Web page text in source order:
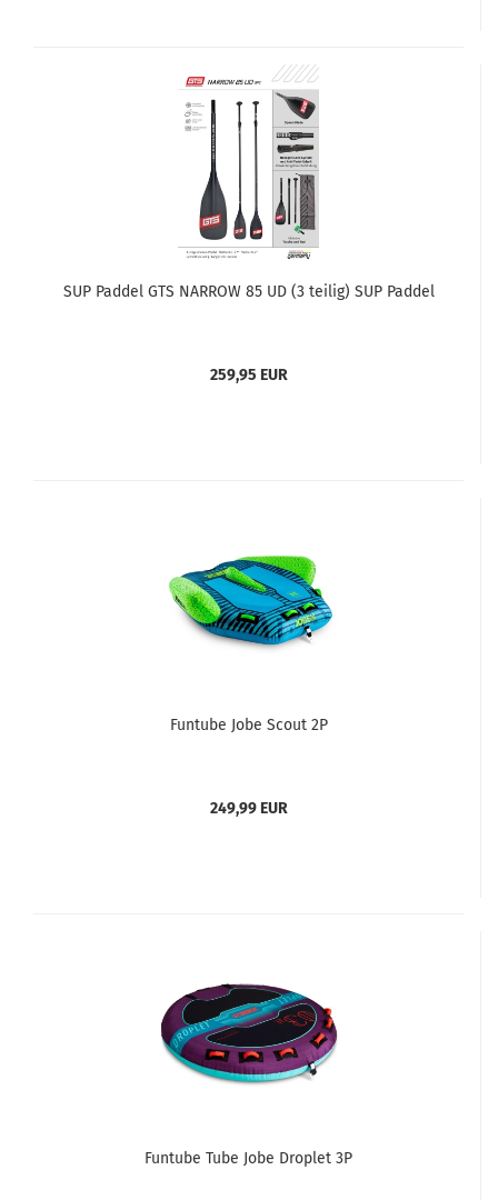
SUP Paddel GTS NARROW 85 UD (3 teilig) SUP Paddel
259,95 EUR
Funtube Jobe Scout 2P
249,99 EUR
Funtube Tube Jobe Droplet 3P